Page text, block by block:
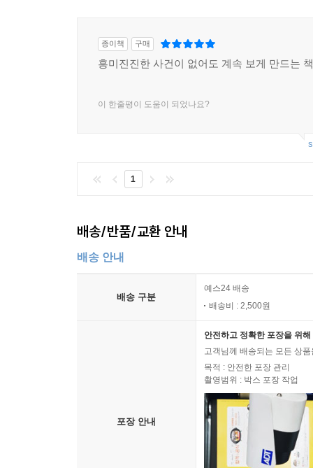
종이책 구매
흥미진진한 사건이 없어도 계속 보게 만드는
이 한줄평이 도움이 되었나요?
1
배송/반품/교환 안내
배송 안내
배송 구분
예스24 배송
배송비 : 2,500원
포장 안내
안전하고 정확한 포장을 위
고객님께 배송되는 모든 상
목적 : 안전한 포장 관리
촬영범위 : 박스 포장 작업